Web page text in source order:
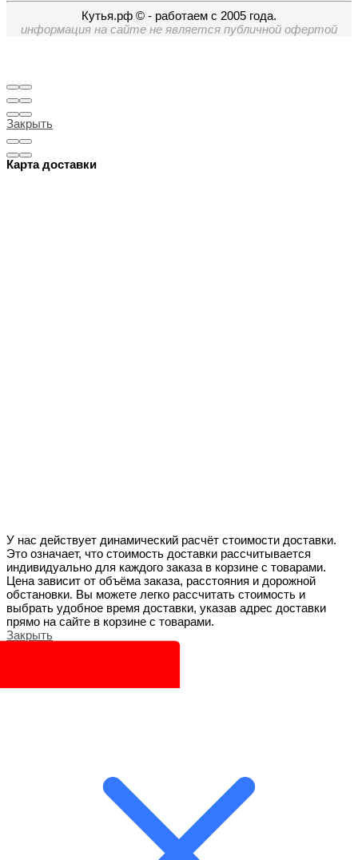
Кутья.рф © - работаем с 2005 года.
информация на сайте не является публичной офертой
Закрыть
Карта доставки
У нас действует динамический расчёт стоимости доставки.
Это означает, что стоимость доставки рассчитывается
индивидуально для каждого заказа в корзине с товарами.
Цена зависит от объёма заказа, расстояния и дорожной
обстановки. Вы можете легко рассчитать стоимость и
выбрать удобное время доставки, указав адрес доставки
прямо на сайте в корзине с товарами.
Закрыть